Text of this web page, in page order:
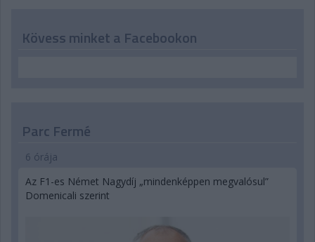
Kövess minket a Facebookon
Parc Fermé
6 órája
Az F1-es Német Nagydíj „mindenképpen megvalósul”
Domenicali szerint